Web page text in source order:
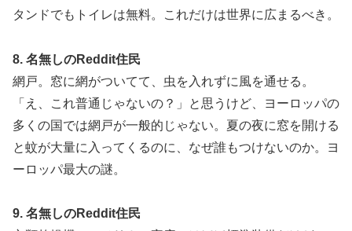
タンドでもトイレは無料。これだけは世界に広まるべき。
8. 名無しのReddit住民
網戸。窓に網がついてて、虫を入れずに風を通せる。
「え、これ普通じゃないの？」と思うけど、ヨーロッパの
多くの国では網戸が一般的じゃない。夏の夜に窓を開ける
と蚊が大量に入ってくるのに、なぜ誰もつけないのか。ヨ
ーロッパ最大の謎。
9. 名無しのReddit住民